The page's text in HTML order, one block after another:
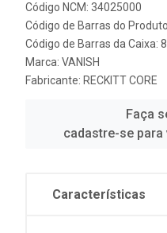
Código NCM: 34025000
Código de Barras do
Código de Barras da Caixa:
Marca: VANISH
Fabricante: RECKITT CORE
Faça
cadastre-se
Características